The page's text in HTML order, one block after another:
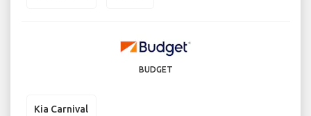
BUDGET
Kia Carnival